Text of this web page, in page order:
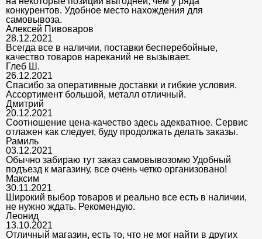
конкурентов. Удобное место нахождения для
самовывоза.
Алексей Пивоваров
28.12.2021
Всегда все в наличии, поставки бесперебойные,
качество товаров нареканий не вызывает.
Глеб Ш.
26.12.2021
Спасибо за оперативные доставки и гибкие условия.
Ассортимент большой, металл отличный.
Дмитрий
20.12.2021
Соотношение цена-качество здесь адекватное. Сервис
отлажен как следует, буду продолжать делать заказы.
Рамиль
03.12.2021
Обычно забираю тут заказ самовывозомю Удобный
подъезд к магазину, все очень четко организовано!
Максим
30.11.2021
Широкий выбор товаров и реально все есть в наличии,
не нужно ждать. Рекомендую.
Леонид
13.10.2021
Отличный магазин, есть то, что не мог найти в других